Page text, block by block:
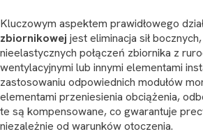
Kluczowym aspektem prawidłowego
zbiornikowej jest eliminacja sił
nieelastycznych połączeń zbiornika z
wentylacyjnymi lub innymi elementami
zastosowaniu odpowiednich modułów
elementami przeniesienia obciążenia,
te są kompensowane, co gwarantuje
niezależnie od warunków otoczenia.